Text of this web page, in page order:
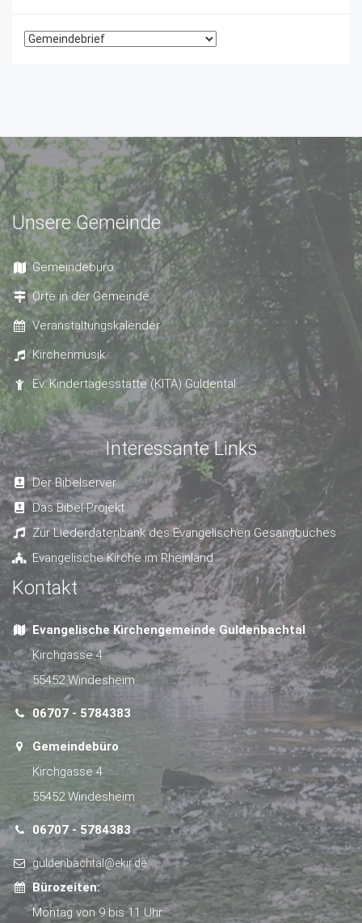
Kategorien
Unsere Gemeinde
Gemeindebüro
Orte in der Gemeinde
Veranstaltungskalender
Kirchenmusik
Ev. Kindertagesstätte (KITA) Guldental
Interessante Links
Der Bibelserver
Das Bibel-Projekt
Zur Liederdatenbank des Evangelischen Gesangbuches
Evangelische Kirche im Rheinland
Kontakt
Evangelische Kirchengemeinde Guldenbachtal
Kirchgasse 4
55452 Windesheim
06707 - 5784383
Gemeindebüro
Kirchgasse 4
55452 Windesheim
06707 - 5784383
guldenbachtal@ekir.de
Bürozeiten:
Montag von 9 bis 11 Uhr